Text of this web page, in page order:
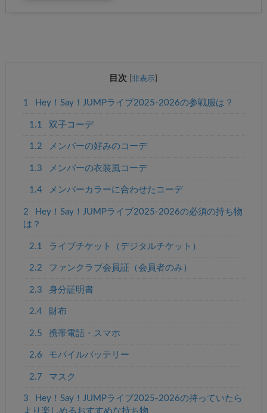
目次 [非表示
1 Hey！Say！JUMPライブ2025-2026の参戦服は？
1.1 双子コーデ
1.2 メンバーの好みのコーデ
1.3 メンバーの衣装風コーデ
1.4 メンバーカラーに合わせたコーデ
2
Hey！Say！JUMPライブ2025-2026の必須の持ち物
は？
2.1 ライブチケット（デジタルチケット）
2.2 ファンクラブ会員証（会員者のみ）
2.3 身分証明書
2.4 財布
2.5 携帯電話・スマホ
2.6 モバイルバッテリー
2.7 マスク
3
Hey！Say！JUMPライブ2025-2026の持っていたら
より楽しめるおすすめな持ち物